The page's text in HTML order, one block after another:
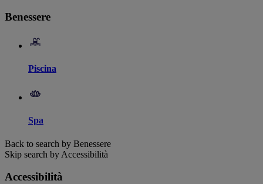
Benessere
Piscina
Spa
Back to search by Benessere
Skip search by Accessibilità
Accessibilità